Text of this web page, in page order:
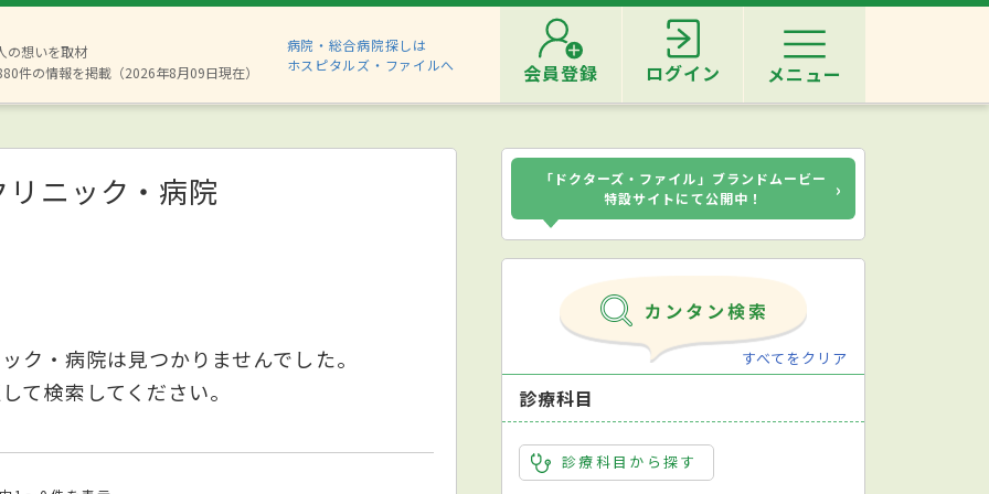
の想いを取材
件の情報を掲載（2026年8月09日現在）
病院・総合病院探しは
ホスピタルズ・ファイルへ
会員登録 ログイン メニュー
リニック・病院
ク・病院は見つかりませんでした。
て検索してください。
「ドクターズ・ファイル」ブランドムービー
特設サイトにて公開中！
›
すべてをクリア
診療科目
診療科目から探す